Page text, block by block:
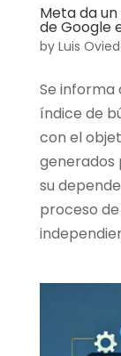
Meta da
de Google
by Luis
Se informa
índice de
con el
generados
su
proceso